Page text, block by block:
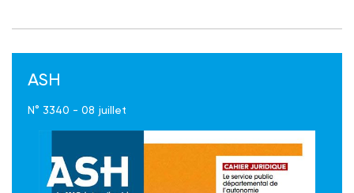
ASH
N° 3340 - 08 juillet